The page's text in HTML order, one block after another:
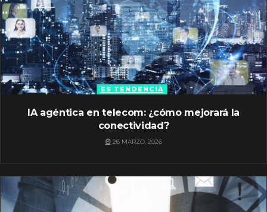
ES TENDENCIA
IA agéntica en telecom: ¿cómo mejorará la
conectividad?
26 MARZO, 2026